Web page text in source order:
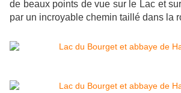
de beaux points de vue sur le Lac et
par un incroyable chemin taillé dans la